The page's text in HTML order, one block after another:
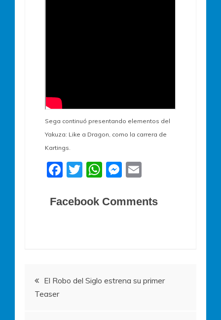
Sega continuó presentando elementos del
Yakuza: Like a Dragon, como la carrera de
Kartings.
F
c
k
T
itt
W
at
M
ss ai
Facebook Comments
Navegación
El Robo del Siglo estrena su primer
Teaser